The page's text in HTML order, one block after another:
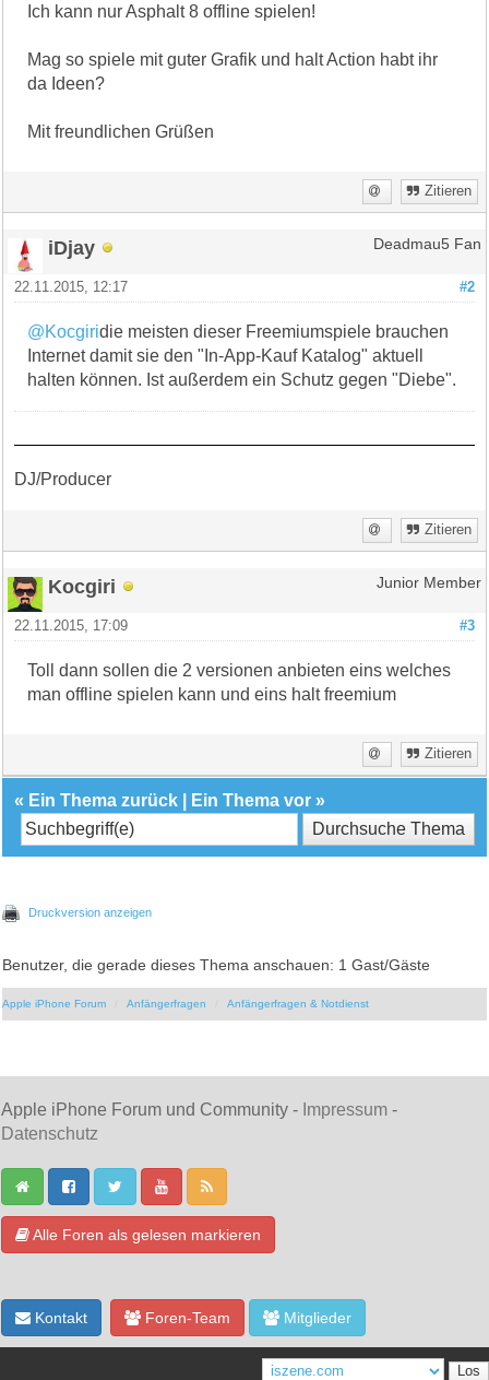
Ich kann nur Asphalt 8 offline spielen!
Mag so spiele mit guter Grafik und halt Action habt ihr
da Ideen?
Mit freundlichen Grüßen
Zitieren
iDjay Deadmau5 Fan
#2
22.11.2015, 12:17
@Kocgiridie meisten dieser Freemiumspiele brauchen
Internet damit sie den "In-App-Kauf Katalog" aktuell
halten können. Ist außerdem ein Schutz gegen "Diebe".
DJ/Producer
Zitieren
Kocgiri Junior Member
#3
22.11.2015, 17:09
Toll dann sollen die 2 versionen anbieten eins welches
man offline spielen kann und eins halt freemium
Zitieren
« Ein Thema zurück Ein Thema vor »
Druckversion anzeigen
Benutzer, die gerade dieses Thema anschauen: 1 Gast/Gäste
Apple iPhone Forum Anfängerfragen Anfängerfragen & Notdienst
Apple iPhone Forum und Community - Impressum -
Datenschutz
Alle Foren als gelesen markieren
Kontakt Foren-Team Mitglieder